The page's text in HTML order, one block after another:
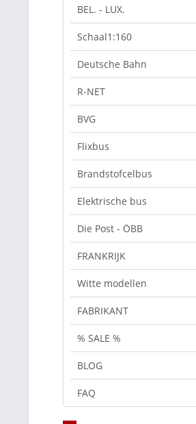
BEL. - LUX.
Schaal1:160
Deutsche Bahn
R-NET
BVG
Flixbus
Brandstofcelbus
Elektrische bus
Die Post - ÖBB
FRANKRIJK
Witte modellen
FABRIKANT
% SALE %
BLOG
FAQ